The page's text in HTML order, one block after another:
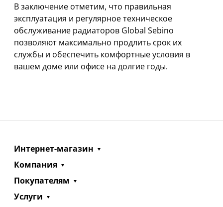
В заключение отметим, что правильная
эксплуатация и регулярное техническое
обслуживание радиаторов Global Sebino
позволяют максимально продлить срок их
службы и обеспечить комфортные условия в
вашем доме или офисе на долгие годы.
Интернет-магазин
Компания
Покупателям
Услуги